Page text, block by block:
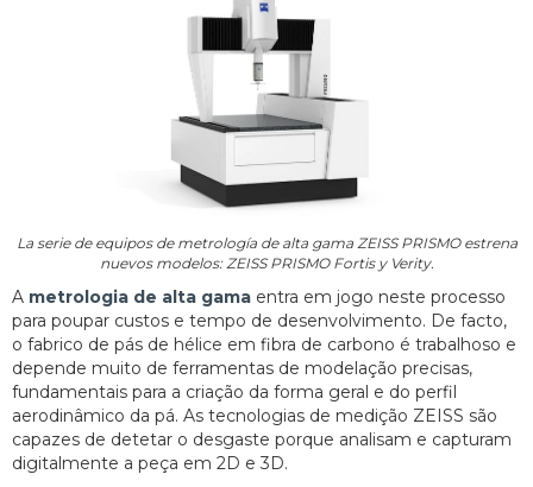
La serie de equipos de metrología de alta gama ZEISS PRISMO estrena
nuevos modelos: ZEISS PRISMO Fortis y Verity.
A metrologia de alta gama entra em jogo neste processo
para poupar custos e tempo de desenvolvimento. De facto,
o fabrico de pás de hélice em fibra de carbono é trabalhoso e
depende muito de ferramentas de modelação precisas,
fundamentais para a criação da forma geral e do perfil
aerodinâmico da pá. As tecnologias de medição ZEISS são
capazes de detetar o desgaste porque analisam e capturam
digitalmente a peça em 2D e 3D.